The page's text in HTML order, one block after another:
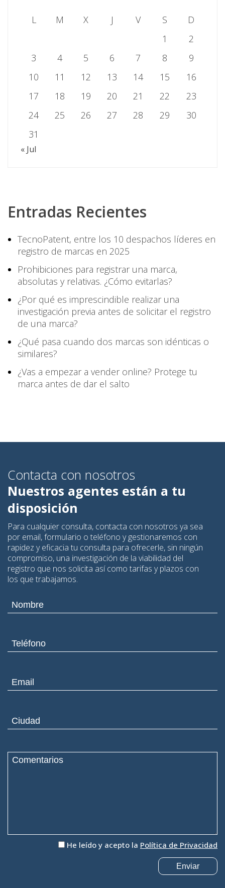
L M X J V S
D
1
2
3
4 5 6 7 8
9
10
11 12 13 14 15
16
17
18 19 20 21 22
23
24
25 26 27 28 29
30
31
« Jul
Entradas Recientes
TecnoPatent, entre los 10 despachos líderes en
registro de marcas en 2025
Prohibiciones para registrar una marca,
absolutas y relativas. ¿Cómo evitarlas?
¿Por qué es imprescindible realizar una
investigación previa antes de solicitar el registro
de una marca?
¿Qué pasa cuando dos marcas son idénticas o
similares?
¿Vas a empezar a vender online? Protege tu
marca antes de dar el salto
Contacta con nosotros
Nuestros agentes están a tu
disposición
Para cualquier consulta, contacta con nosotros ya sea
por email, formulario o teléfono y gestionaremos con
rapidez y eficacia tu consulta para ofrecerle, sin ningún
compromiso, una investigación de la viabilidad del
registro que nos solicita así como tarifas y plazos con
los que trabajamos.
He leído y acepto la Política de Privacidad